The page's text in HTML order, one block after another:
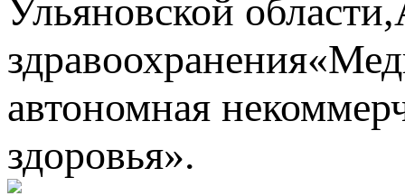
Ульяновской
автономная
здоровья».